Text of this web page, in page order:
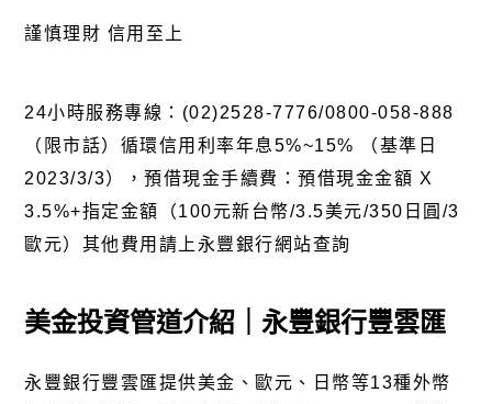
謹慎理財 信用至上
24小時服務專線：(02)2528-7776/0800-058-888
（限市話）循環信用利率年息5%~15% （基準日
2023/3/3），預借現金手續費：預借現金金額 X
3.5%+指定金額（100元新台幣/3.5美元/350日圓/3
歐元）其他費用請上永豐銀行網站查詢
美金投資管道介紹｜永豐銀行豐雲匯
永豐銀行豐雲匯提供美金、歐元、日幣等13種外幣